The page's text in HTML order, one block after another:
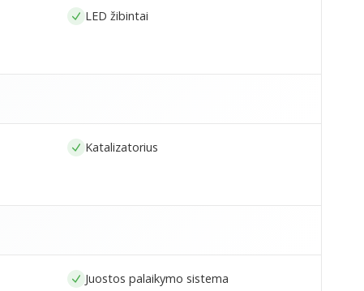
LED žibintai
Katalizatorius
Juostos palaikymo sistema